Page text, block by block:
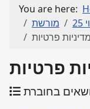
You are here:
מורשת
מדיניות פרטיות
פרטיות
בחוברת